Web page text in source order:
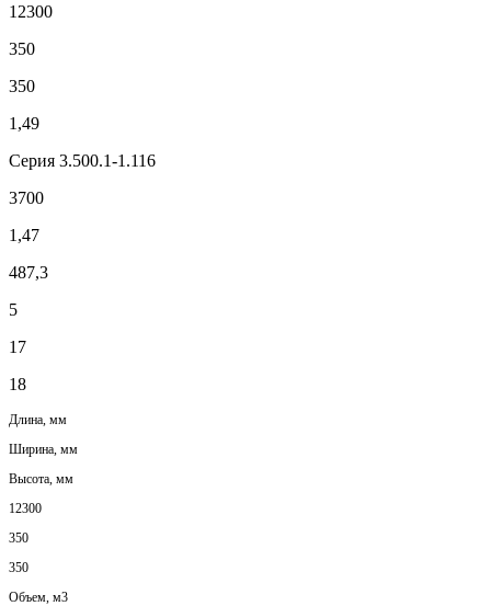
12300
350
350
1,49
Серия 3.500.1-1.116
3700
1,47
487,3
5
17
18
Длина, мм
Ширина, мм
Высота, мм
12300
350
350
Объем, м3